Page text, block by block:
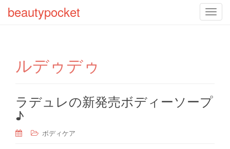
T
a
beautypocket
ルデゥデゥ
ラデュレの新発売ボディーソープ
♪
ボディケア